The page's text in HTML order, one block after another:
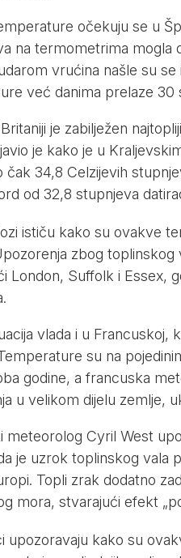
očekuju se u
na termometrima mogla
vrućina našle su
već danima prelaze 30
je zabilježen
je kako je u
čak 34,8 Celzijevih
od 32,8 stupnjeva
ističu kako su ovakve
zbog toplinskog
London, Suffolk i Essex,
vlada i u Francuskoj,
su na
godine, a francuska
u velikom dijelu zemlje,
meteorolog Cyril West
je uzrok toplinskog vala
Topli zrak dodatno
mora, stvarajući efekt
upozoravaju kako su